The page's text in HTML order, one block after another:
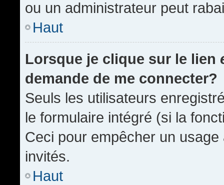
ou un administrateur peut
Haut
Lorsque je clique sur le lien
demande de me connecter?
Seuls les utilisateurs
le formulaire intégré (si la
Ceci pour empêcher un
invités.
Haut